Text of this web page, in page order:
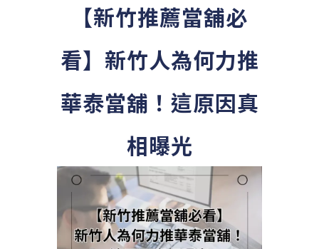
【新竹推薦當舖必
看】新竹人為何力推
華泰當舖！這原因真
相曝光